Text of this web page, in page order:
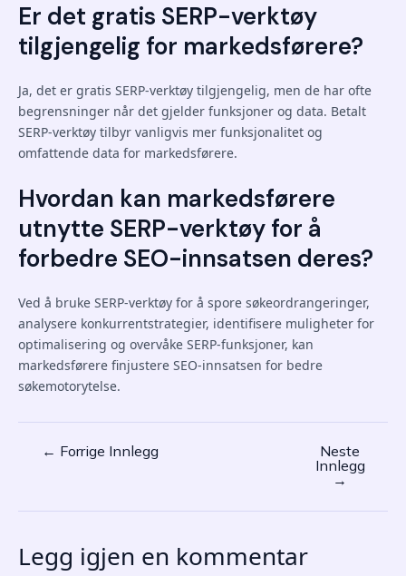
Er det gratis SERP-verktøy
tilgjengelig for markedsførere?
Ja, det er gratis SERP-verktøy tilgjengelig, men de har ofte
begrensninger når det gjelder funksjoner og data. Betalt
SERP-verktøy tilbyr vanligvis mer funksjonalitet og
omfattende data for markedsførere.
Hvordan kan markedsførere
utnytte SERP-verktøy for å
forbedre SEO-innsatsen deres?
Ved å bruke SERP-verktøy for å spore søkeordrangeringer,
analysere konkurrentstrategier, identifisere muligheter for
optimalisering og overvåke SERP-funksjoner, kan
markedsførere finjustere SEO-innsatsen for bedre
søkemotorytelse.
← Forrige Innlegg
Neste
Innlegg
→
Legg igjen en kommentar